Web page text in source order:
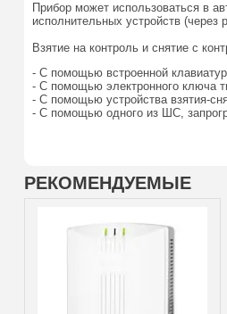
Прибор может использоваться в
исполнительных устройств (через
Взятие на контроль и снятие с
- C помощью встроенной
- С помощью электронного ключа
- С помощью устройства взятия-
- С помощью одного из ШС,
РЕКОМЕНДУЕМЫЕ